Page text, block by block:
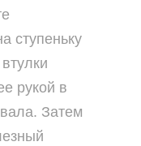
ступеньку
рукой в
Затем